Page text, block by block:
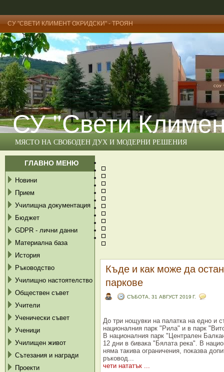
СУ "СВЕТИ КЛИМЕНТ ОХРИДСКИ" - ТРОЯН
СУ "Свети
МЯСТО НА СВОБОДЕН ДУХ И МОДЕРНИ РЕШЕНИЯ
ГЛАВНО МЕНЮ
Новини
Прием
Училищна документация
Бюджет
GDPR - лични данни
Материална база
История
Ръководство
Училищно настоятелство
Обществен съвет
Учители
Ученически съвет
Ученици
Училищен живот
Сътезания и награди
Проекти
Къде и как може да
паркове
СЪБОТА, 31 АВГУСТ 2019 Г.
До три нощувки на палатка на едно и
националния парк "Рила" и в парк
В националния парк "Централен
12 дни в бивака "Бялата река". В
няма такива ограничения, показва
ръковод...
чети нататък ...